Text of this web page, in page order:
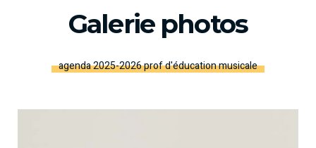
Galerie photos
agenda 2025-2026 prof d'éducation musicale